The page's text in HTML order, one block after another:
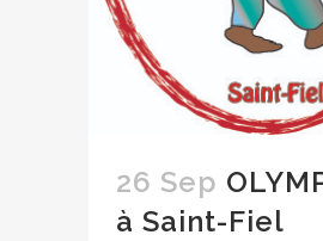
26 Sep
à Saint-Fiel